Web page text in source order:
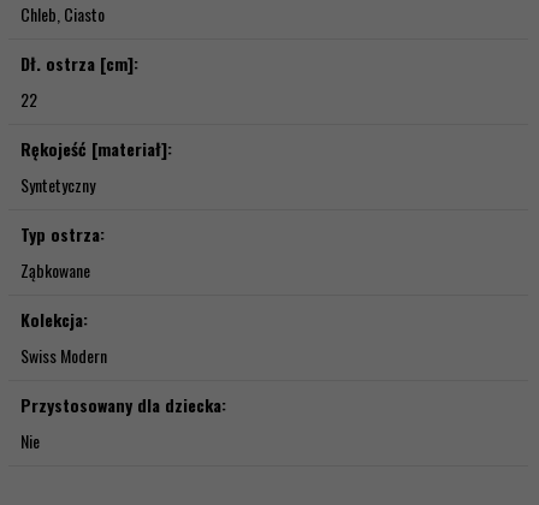
Chleb, Ciasto
Dł. ostrza [cm]:
22
Rękojeść [materiał]:
Syntetyczny
Typ ostrza:
Ząbkowane
Kolekcja:
Swiss Modern
Przystosowany dla dziecka:
Nie